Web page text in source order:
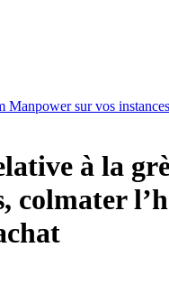
sur vos
à la
colmater